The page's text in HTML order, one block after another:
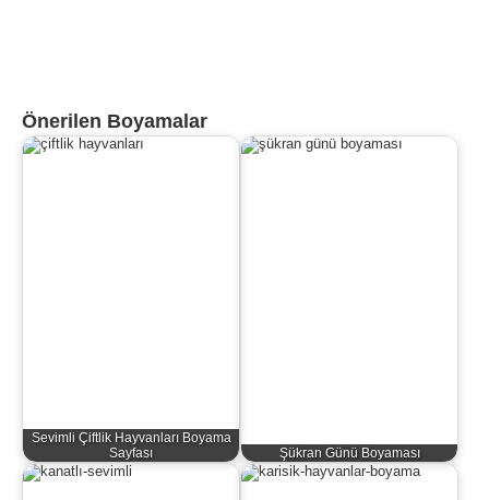
Önerilen Boyamalar
Sevimli Çiftlik Hayvanları Boyama
Sayfası
Şükran Günü Boyaması